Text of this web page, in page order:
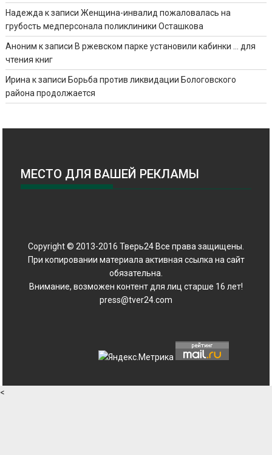
Надеждак записиЖенщина-инвалид пожаловалась на
грубость медперсонала поликлиники Осташкова
Аноним к записи В ржевском парке установили кабинки … для
чтения книг
Иринак записи Борьба против ликвидации Бологовского
района продолжается
МЕСТО ДЛЯ ВАШЕЙ РЕКЛАМЫ
Copyright © 2013-2016 Тверь24 Все права защищены.
При копировании материала активная ссылка на сайт
обязательна.
Внимание, возможен контент для лиц старше 16 лет!
press@tver24.com
<